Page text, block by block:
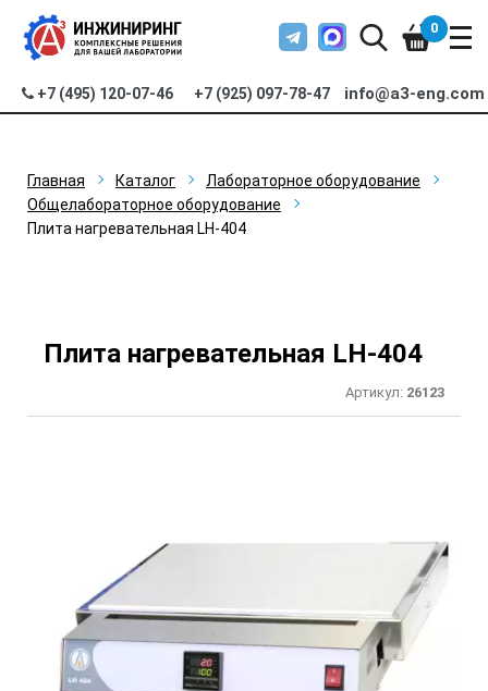
+7 (495) 120-07-46 +7 (925) 097-78-47 info@a3-eng.com
0
Главная Каталог
Лабораторное оборудование
Общелабораторное оборудование
Плита нагревательная LH-404
Плита нагревательная LH-404
Артикул: 26123